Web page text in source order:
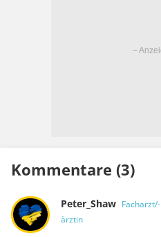
Kommentare (3)
Peter_Shaw Facharzt/-
ärztin